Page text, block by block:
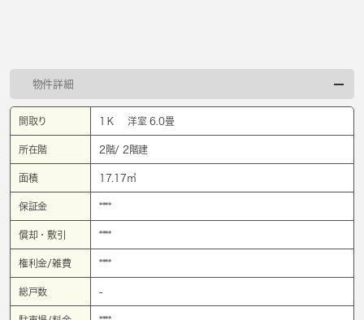
物件詳細
間取り 1Ｋ 洋室 6.0畳
所在階 2階/ 2階建
面積 17.17㎡
保証金 ****
償却・敷引 ****
権利金/雑費 ****
総戸数 -